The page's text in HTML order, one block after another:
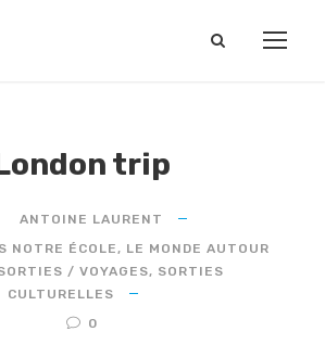
trip
ANTOINE LAURENT
NOTRE ÉCOLE, LE MONDE AUTOUR
/ VOYAGES, SORTIES
CULTURELLES
0